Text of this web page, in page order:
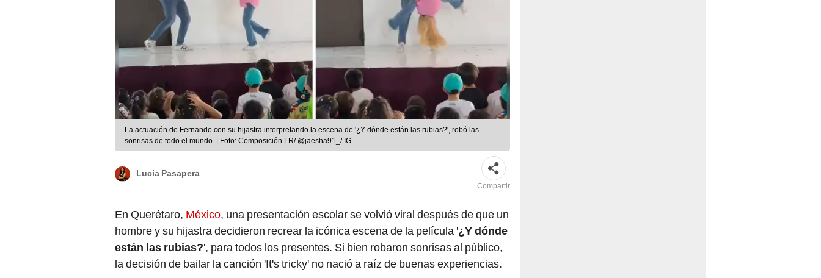
La actuación de Fernando con su hijastra interpretando la escena de '¿Y dónde están las rubias?', robó las
sonrisas de todo el mundo. | Foto: Composición LR/ @jaesha91_/ IG
Lucia Pasapera
Compartir
En Querétaro, México, una presentación escolar se volvió viral después de que un
hombre y su hijastra decidieron recrear la icónica escena de la película '¿Y dónde
están las rubias?', para todos los presentes. Si bien robaron sonrisas al público,
la decisión de bailar la canción 'It's tricky' no nació a raíz de buenas experiencias.